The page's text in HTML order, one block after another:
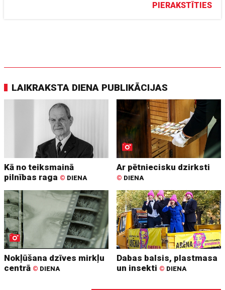
PIERAKSTĪTIES
LAIKRAKSTA DIENA PUBLIKĀCIJAS
Kā no teiksmainā
pilnības raga © DIENA
Ar pētniecisku dzirksti
© DIENA
Nokļūšana dzīves mirkļu
centrā © DIENA
Dabas balsis, plastmasa
un insekti © DIENA